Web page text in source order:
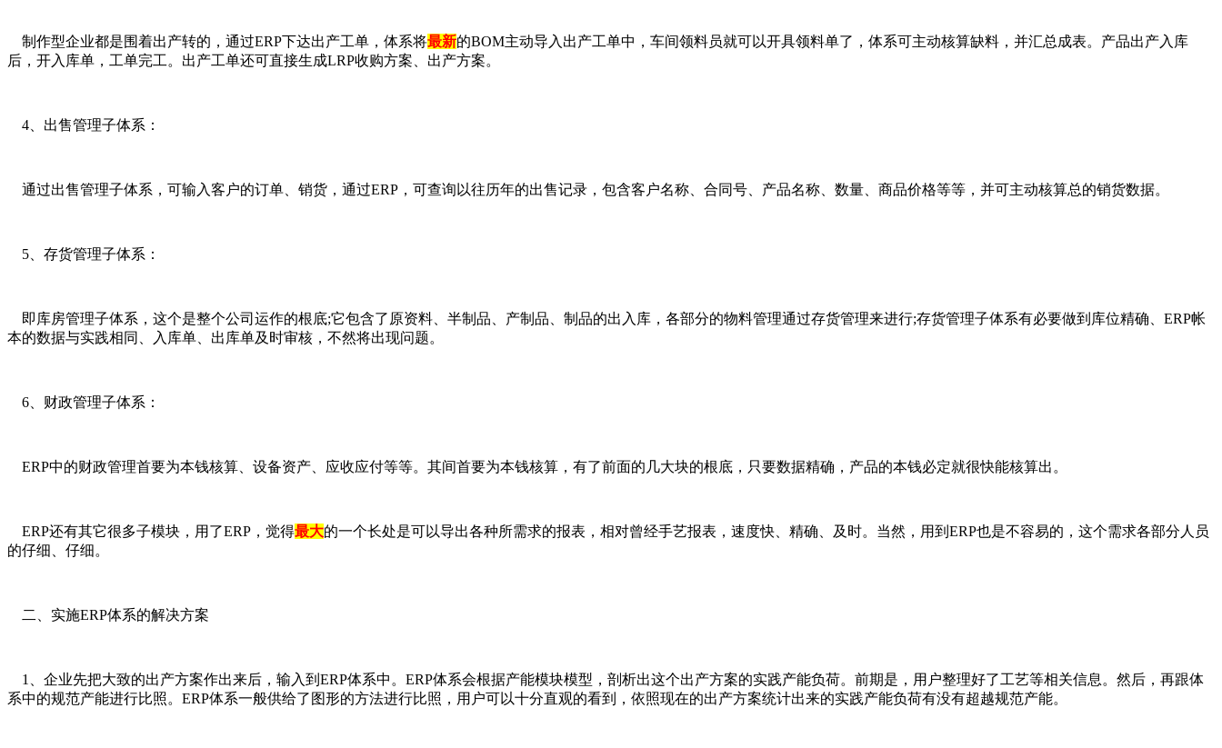
制作型企业都是围着出产转的，通过ERP下达出产工单，体系将最新的BOM主动导入出产工单中，车间领料员就可以开具领料单了，体系可主动核算缺料，并汇总成表。产品出产入库
后，开入库单，工单完工。出产工单还可直接生成LRP收购方案、出产方案。
4、出售管理子体系：
通过出售管理子体系，可输入客户的订单、销货，通过ERP，可查询以往历年的出售记录，包含客户名称、合同号、产品名称、数量、商品价格等等，并可主动核算总的销货数据。
5、存货管理子体系：
即库房管理子体系，这个是整个公司运作的根底;它包含了原资料、半制品、产制品、制品的出入库，各部分的物料管理通过存货管理来进行;存货管理子体系有必要做到库位精确、ERP帐
本的数据与实践相同、入库单、出库单及时审核，不然将出现问题。
6、财政管理子体系：
ERP中的财政管理首要为本钱核算、设备资产、应收应付等等。其间首要为本钱核算，有了前面的几大块的根底，只要数据精确，产品的本钱必定就很快能核算出。
ERP还有其它很多子模块，用了ERP，觉得最大的一个长处是可以导出各种所需求的报表，相对曾经手艺报表，速度快、精确、及时。当然，用到ERP也是不容易的，这个需求各部分人员
的仔细、仔细。
二、实施ERP体系的解决方案
1、企业先把大致的出产方案作出来后，输入到ERP体系中。ERP体系会根据产能模块模型，剖析出这个出产方案的实践产能负荷。前期是，用户整理好了工艺等相关信息。然后，再跟体
系中的规范产能进行比照。ERP体系一般供给了图形的方法进行比照，用户可以十分直观的看到，依照现在的出产方案统计出来的实践产能负荷有没有超越规范产能。